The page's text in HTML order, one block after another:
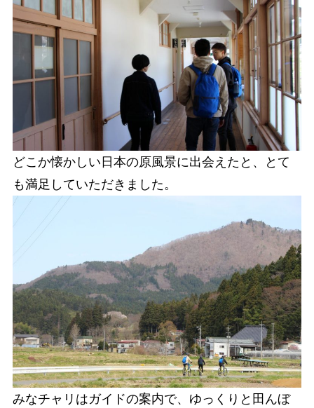
どこか懐かしい日本の原風景に出会えたと、とて
も満足していただきました。
みなチャリはガイドの案内で、 ゆっくりと 田んぼ